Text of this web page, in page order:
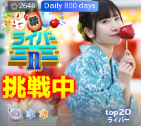
2646 Daily 800 days
top20
ライバー